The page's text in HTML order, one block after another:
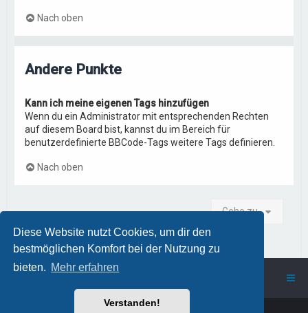
Diese Website nutzt Cookies, um dir den
bestmöglichen Komfort bei der Nutzung zu
bieten. Mehr erfahren
Verstanden!
Nach oben
Andere Punkte
Kann ich meine eigenen Tags hinzufügen
Wenn du ein Administrator mit entsprechenden Rechten
auf diesem Board bist, kannst du im Bereich für
benutzerdefinierte BBCode-Tags weitere Tags definieren.
Nach oben
Gehe zu